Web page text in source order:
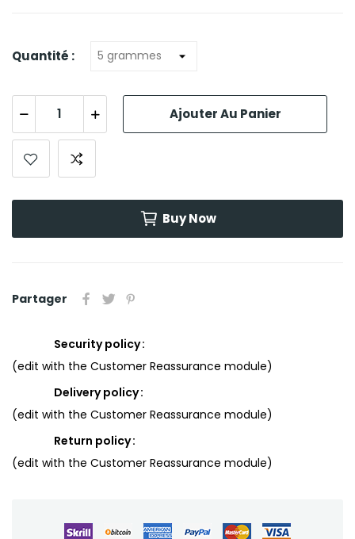
Quantité :
Ajouter Au Panier
Buy Now
Partager
Security policy
(edit with the Customer Reassurance module)
Delivery policy
(edit with the Customer Reassurance module)
Return policy
(edit with the Customer Reassurance module)